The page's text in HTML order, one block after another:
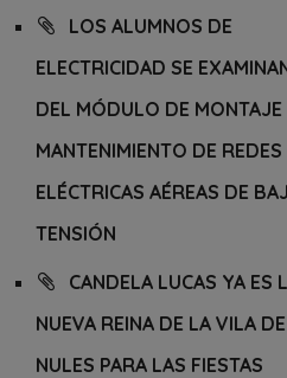
LOS ALUMNOS DE
ELECTRICIDAD SE
DEL MÓDULO DE MONTAJE
MANTENIMIENTO DE REDES
ELÉCTRICAS AÉREAS DE
TENSIÓN
CANDELA LUCAS YA ES
NUEVA REINA DE LA VILA DE
NULES PARA LAS FIESTAS